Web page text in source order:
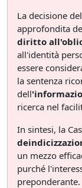
La decisione
approfondita
diritto
all'identità
essere
la sentenza
dell
ricerca nel
In sintesi, la
un mezzo
purché
preponderante.